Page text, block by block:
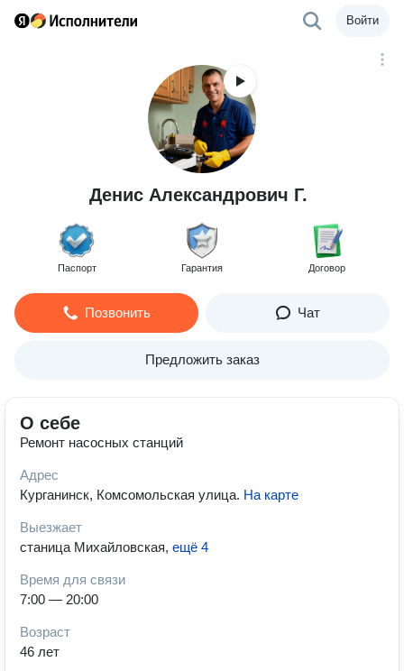
Войти
Денис Александрович Г.
Паспорт Гарантия Договор
Позвонить Чат
Предложить заказ
О себе
Ремонт насосных станций
Адрес
Курганинск, Комсомольская улица. На карте
Выезжает
станица Михайловская, ещё 4
Время для связи
7:00 — 20:00
Возраст
46 лет